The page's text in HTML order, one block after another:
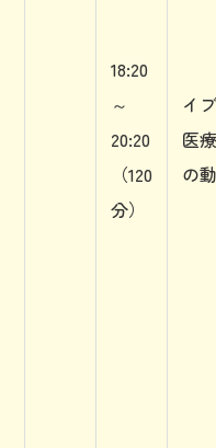
18:20
～
20:20
（120
分）
イ
医
の